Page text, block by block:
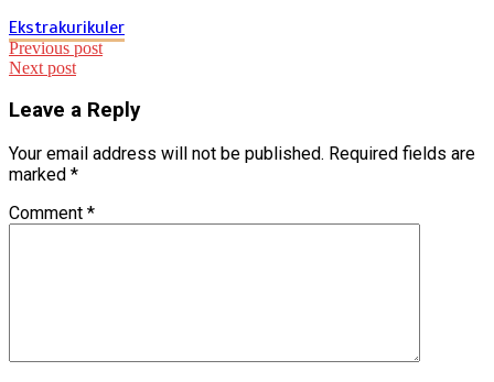
Ekstrakurikuler
Post
navigation
Previous post
Next post
Leave a Reply
Your email address will not be published. Required fields are
marked *
Comment *